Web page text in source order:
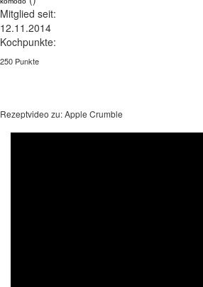
Mitglied seit:
12.11.2014
Kochpunkte:
250 Punkte
Rezeptvideo zu: Apple Crumble